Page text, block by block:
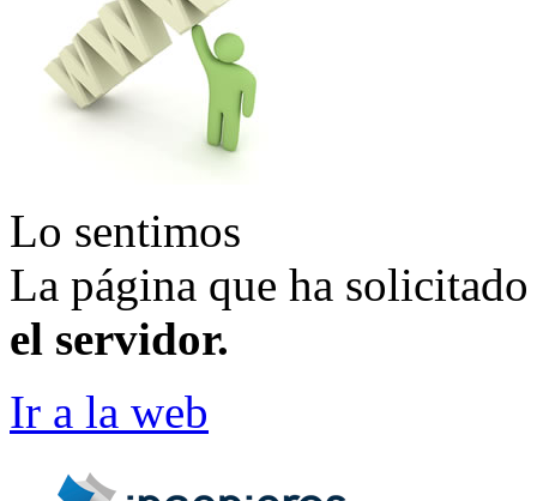
Lo sentimos
La página que ha
el servidor.
Ir a la web